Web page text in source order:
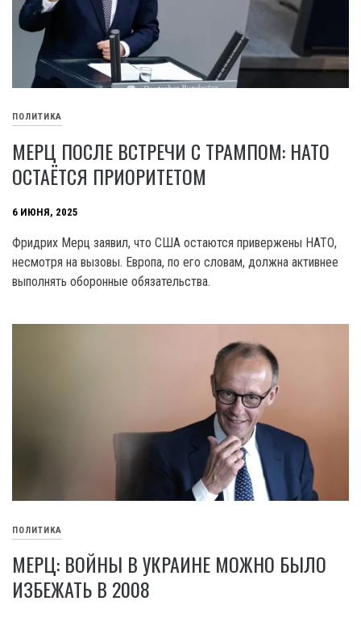
ПОЛИТИКА
МЕРЦ ПОСЛЕ ВСТРЕЧИ С ТРАМПОМ: НАТО
ОСТАЁТСЯ ПРИОРИТЕТОМ
6 ИЮНЯ, 2025
Фридрих Мерц заявил, что США остаются привержены НАТО,
несмотря на вызовы. Европа, по его словам, должна активнее
выполнять оборонные обязательства.
ПОЛИТИКА
МЕРЦ: ВОЙНЫ В УКРАИНЕ МОЖНО БЫЛО
ИЗБЕЖАТЬ В 2008